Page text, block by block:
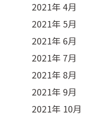
2021年 4月
2021年 5月
2021年 6月
2021年 7月
2021年 8月
2021年 9月
2021年 10月